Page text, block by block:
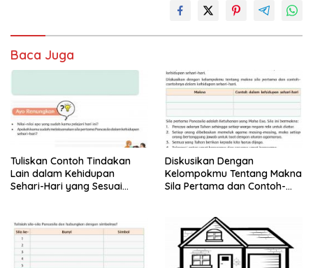
Baca Juga
Tuliskan Contoh Tindakan
Lain dalam Kehidupan
Sehari-Hari yang Sesuai
Diskusikan Dengan
Kelompokmu Tentang Makna
Sila Pertama dan Contoh-